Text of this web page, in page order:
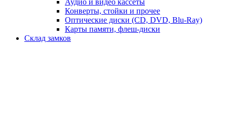
Аудио и видео кассеты
Конверты, стойки и прочее
Оптические диски (CD, DVD, Blu-Ray)
Карты памяти, флеш-диски
Склад замков